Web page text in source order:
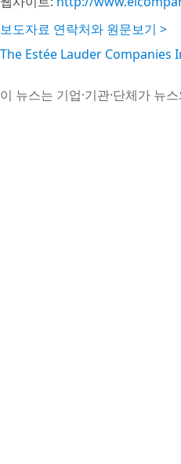
보도자료 연락처와 원문보기 >
The Estée Lauder Companies
이 뉴스는 기업·기관·단체가 뉴